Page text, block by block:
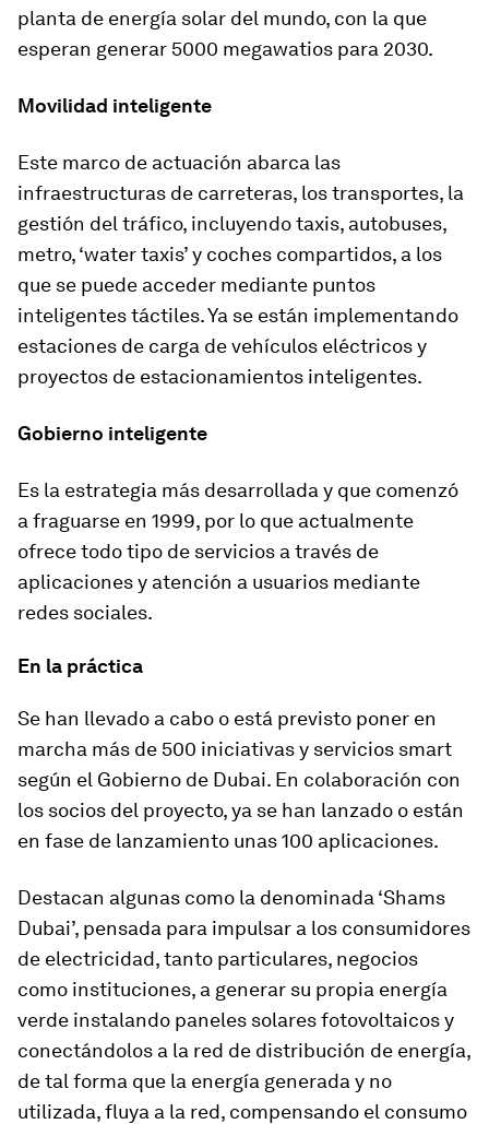
planta de energía solar del mundo, con la que
esperan generar 5000 megawatios para 2030.
Movilidad inteligente
Este marco de actuación abarca las
infraestructuras de carreteras, los transportes, la
gestión del tráfico, incluyendo taxis, autobuses,
metro, ‘water taxis’ y coches compartidos, a los
que se puede acceder mediante puntos
inteligentes táctiles. Ya se están implementando
estaciones de carga de vehículos eléctricos y
proyectos de estacionamientos inteligentes.
Gobierno inteligente
Es la estrategia más desarrollada y que comenzó
a fraguarse en 1999, por lo que actualmente
ofrece todo tipo de servicios a través de
aplicaciones y atención a usuarios mediante
redes sociales.
En la práctica
Se han llevado a cabo o está previsto poner en
marcha más de 500 iniciativas y servicios smart
según el Gobierno de Dubai. En colaboración con
los socios del proyecto, ya se han lanzado o están
en fase de lanzamiento unas 100 aplicaciones.
Destacan algunas como la denominada ‘Shams
Dubai’, pensada para impulsar a los consumidores
de electricidad, tanto particulares, negocios
como instituciones, a generar su propia energía
verde instalando paneles solares fotovoltaicos y
conectándolos a la red de distribución de energía,
de tal forma que la energía generada y no
utilizada, fluya a la red, compensando el consumo